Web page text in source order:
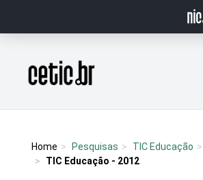
Página inicial
Home Pesquisas TIC Educação
TIC Educação - 2012